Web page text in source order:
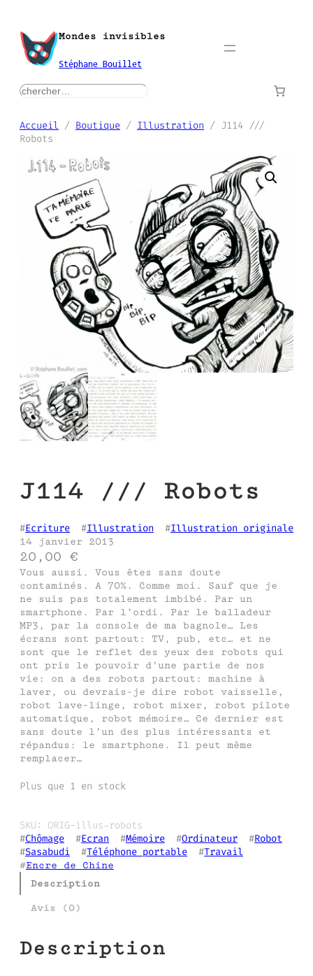
contenu
Mondes invisibles
Stéphane Bouillet
rechercher
Accueil / Boutique / Illustration / J114 ///
Robots
J114 /// Robots
#Ecriture
  #
Illustration
  #
Illustration originale
14 janvier 2013
20,00 €
Vous aussi. Vous êtes sans doute
contaminés. A 70%. Comme moi. Sauf que je
ne suis pas totalement imbibé. Par un
smartphone. Par l’ordi. Par le balladeur
MP3, par la console de ma bagnole… Les
écrans sont partout: TV, pub, etc… et ne
sont que le reflet des yeux des robots qui
ont pris le pouvoir d’une partie de nos
vie: on a des robots partout: machine à
laver, ou devrais-je dire robot vaisselle,
robot lave-linge, robot mixer, robot pilote
automatique, robot mémoire… Ce dernier est
sans doute l’un des plus intéressants et
répandus: le smartphone. Il peut même
remplacer…
Plus que 1 en stock
SKU:
ORIG-illus-robots
#Chômage
  #
Ecran
  #
Mémoire
  #
Ordinateur
  #
Robot
#Sasabudi
  #
Téléphone portable
  #
Travail
#Encre de Chine
Description
Avis (0)
Description